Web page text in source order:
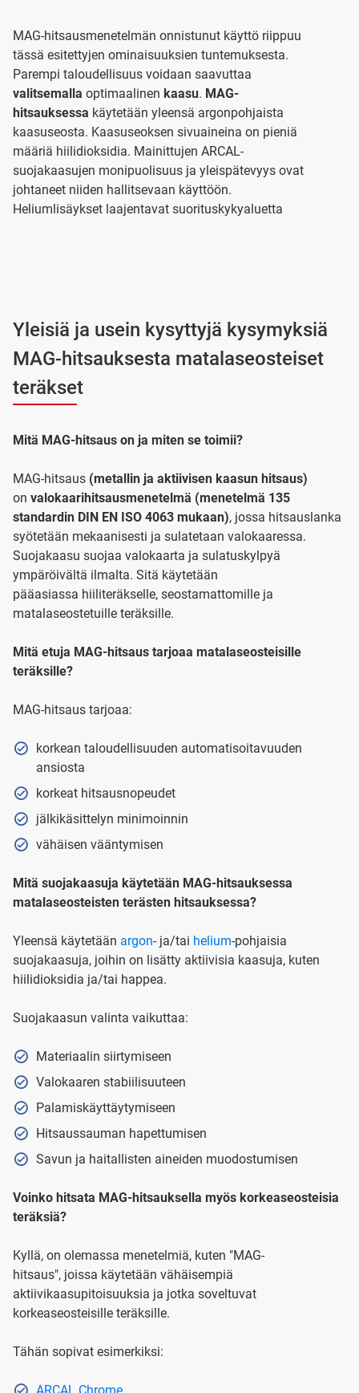
MAG-hitsausmenetelmän onnistunut käyttö riippuu
tässä esitettyjen ominaisuuksien tuntemuksesta.
Parempi taloudellisuus voidaan saavuttaa
valitsemalla optimaalinen kaasu. MAG-
hitsauksessa käytetään yleensä argonpohjaista
kaasuseosta. Kaasuseoksen sivuaineina on pieniä
määriä hiilidioksidia. Mainittujen ARCAL-
suojakaasujen monipuolisuus ja yleispätevyys ovat
johtaneet niiden hallitsevaan käyttöön.
Heliumlisäykset laajentavat suorituskykyaluetta
Yleisiä ja usein kysyttyjä kysymyksiä
MAG-hitsauksesta matalaseosteiset
teräkset
Mitä MAG-hitsaus on ja miten se toimii?
MAG-hitsaus (metallin ja aktiivisen kaasun hitsaus)
on valokaarihitsausmenetelmä (menetelmä 135
standardin DIN EN ISO 4063 mukaan), jossa hitsauslanka
syötetään mekaanisesti ja sulatetaan valokaaressa.
Suojakaasu suojaa valokaarta ja sulatuskylpyä
ympäröivältä ilmalta. Sitä käytetään
pääasiassa hiiliteräkselle, seostamattomille ja
matalaseostetuille teräksille.
Mitä etuja MAG-hitsaus tarjoaa matalaseosteisille
teräksille?
MAG-hitsaus tarjoaa:
korkean taloudellisuuden automatisoitavuuden
ansiosta
korkeat hitsausnopeudet
jälkikäsittelyn minimoinnin
vähäisen vääntymisen
Mitä suojakaasuja käytetään MAG-hitsauksessa
matalaseosteisten terästen hitsauksessa?
Yleensä käytetään argon- ja/tai helium-pohjaisia
suojakaasuja, joihin on lisätty aktiivisia kaasuja, kuten
hiilidioksidia ja/tai happea.
Suojakaasun valinta vaikuttaa:
Materiaalin siirtymiseen
Valokaaren stabiilisuuteen
Palamiskäyttäytymiseen
Hitsaussauman hapettumisen
Savun ja haitallisten aineiden muodostumisen
Voinko hitsata MAG-hitsauksella myös korkeaseosteisia
teräksiä?
Kyllä, on olemassa menetelmiä, kuten "MAG-
hitsaus", joissa käytetään vähäisempiä
aktiivikaasupitoisuuksia ja jotka soveltuvat
korkeaseosteisille teräksille.
Tähän sopivat esimerkiksi:
ARCAL Chrome